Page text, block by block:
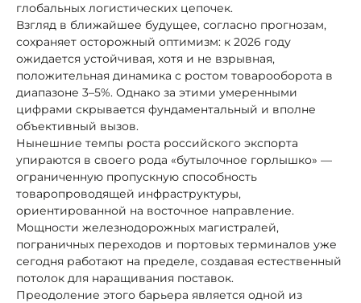
глобальных логистических цепочек.
Взгляд в ближайшее будущее, согласно прогнозам,
сохраняет осторожный оптимизм: к 2026 году
ожидается устойчивая, хотя и не взрывная,
положительная динамика с ростом товарооборота в
диапазоне 3–5%. Однако за этими умеренными
цифрами скрывается фундаментальный и вполне
объективный вызов.
Нынешние темпы роста российского экспорта
упираются в своего рода «бутылочное горлышко» —
ограниченную пропускную способность
товаропроводящей инфраструктуры,
ориентированной на восточное направление.
Мощности железнодорожных магистралей,
пограничных переходов и портовых терминалов уже
сегодня работают на пределе, создавая естественный
потолок для наращивания поставок.
Преодоление этого барьера является одной из